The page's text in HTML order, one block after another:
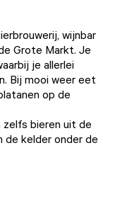
wijnbar
Grote Markt. Je
je allerlei
Bij mooi weer eet
op de
bieren uit de
de kelder onder de